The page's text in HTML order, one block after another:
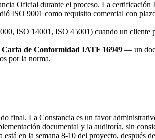
Oficial durante el proceso. La
ISO 9001 como requisito comercial con
ISO 14001, ISO 45001) cuando un
Carta de Conformidad IATF 16949 — un
por la norma.
final. La Constancia es un favor
documental y la auditoría, sin
está en la semana 8-10 del proyecto, después